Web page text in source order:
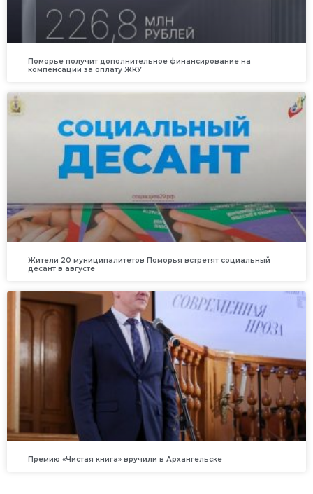
Поморье получит дополнительное финансирование на
компенсации за оплату ЖКУ
Жители 20 муниципалитетов Поморья встретят социальный
десант в августе
Премию «Чистая книга» вручили в Архангельске